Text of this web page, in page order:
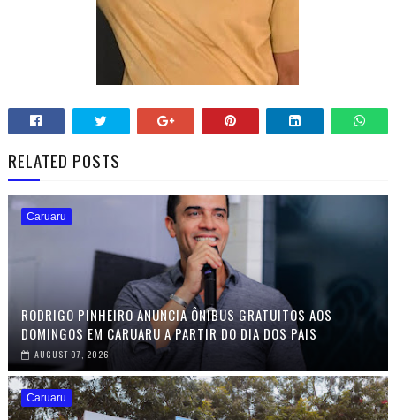
RELATED POSTS
Caruaru
RODRIGO PINHEIRO ANUNCIA ÔNIBUS GRATUITOS AOS
DOMINGOS EM CARUARU A PARTIR DO DIA DOS PAIS
AUGUST 07, 2026
Caruaru